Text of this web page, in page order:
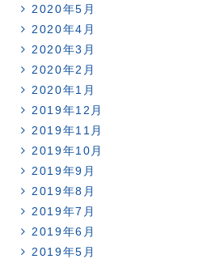
2020年5月
2020年4月
2020年3月
2020年2月
2020年1月
2019年12月
2019年11月
2019年10月
2019年9月
2019年8月
2019年7月
2019年6月
2019年5月